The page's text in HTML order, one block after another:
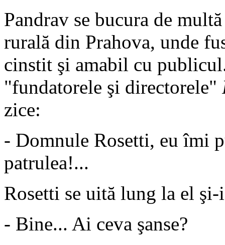
Pandrav se bucura de
rurală din Prahova, unde
cinstit şi amabil cu
"fundatorele şi directorele"
zice:
- Domnule Rosetti, eu îmi
patrulea!...
Rosetti se uită lung la el
- Bine... Ai ceva şanse?